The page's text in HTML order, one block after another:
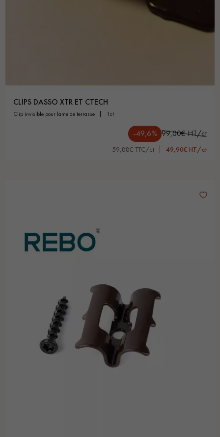
CLIPS DASSO XTR ET CTECH
clip invisible pour lame de terrasse 1ct
-49,6% 99,00€ HT/ct
59,88€ TTC/ct 49,90€ HT/ct